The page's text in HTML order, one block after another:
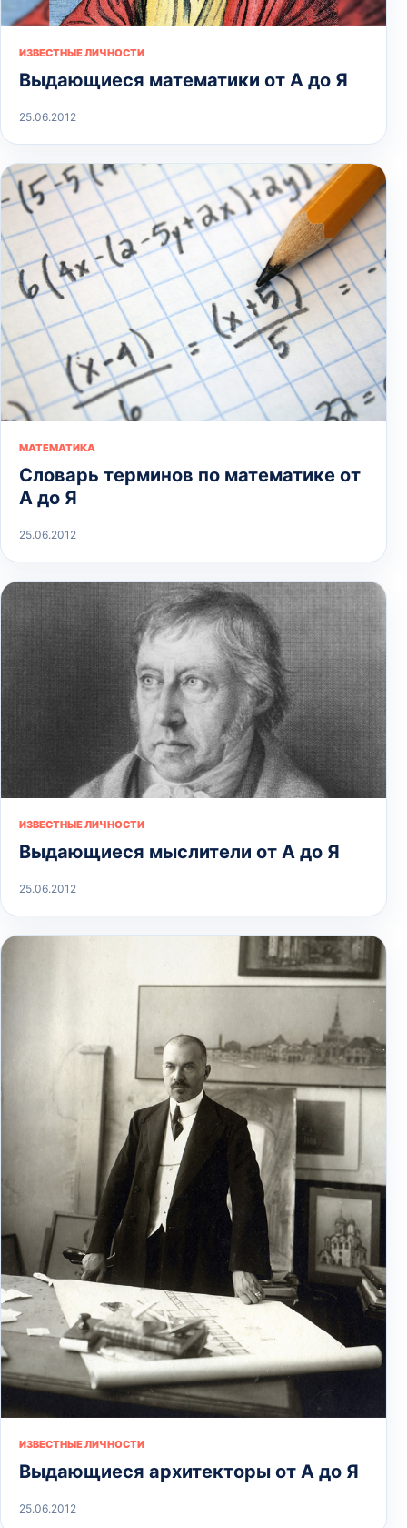
ИЗВЕСТНЫЕ ЛИЧНОСТИ
Выдающиеся математики от А до Я
25.06.2012
МАТЕМАТИКА
Словарь терминов по математике от
А до Я
25.06.2012
ИЗВЕСТНЫЕ ЛИЧНОСТИ
Выдающиеся мыслители от А до Я
25.06.2012
ИЗВЕСТНЫЕ ЛИЧНОСТИ
Выдающиеся архитекторы от А до Я
25.06.2012